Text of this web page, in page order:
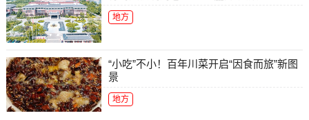
地方
“小吃”不小！百年川菜开启“因食而旅”新图
景
地方